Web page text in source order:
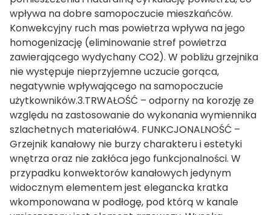
wpływa na dobre samopoczucie mieszkańców.
Konwekcyjny ruch mas powietrza wpływa na jego
homogenizację (eliminowanie stref powietrza
zawierającego wydychany CO2). W pobliżu grzejnika
nie występuje nieprzyjemne uczucie gorąca,
negatywnie wpływającego na samopoczucie
użytkowników.3.TRWAŁOŚĆ – odporny na korozję ze
względu na zastosowanie do wykonania wymiennika
szlachetnych materiałów4. FUNKCJONALNOŚĆ –
Grzejnik kanałowy nie burzy charakteru i estetyki
wnętrza oraz nie zakłóca jego funkcjonalności. W
przypadku konwektorów kanałowych jedynym
widocznym elementem jest elegancka kratka
wkomponowana w podłogę, pod którą w kanale